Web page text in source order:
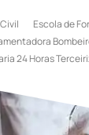
Escola de
24 Horas
Terceirizada
Terceirização
de Bombeiros